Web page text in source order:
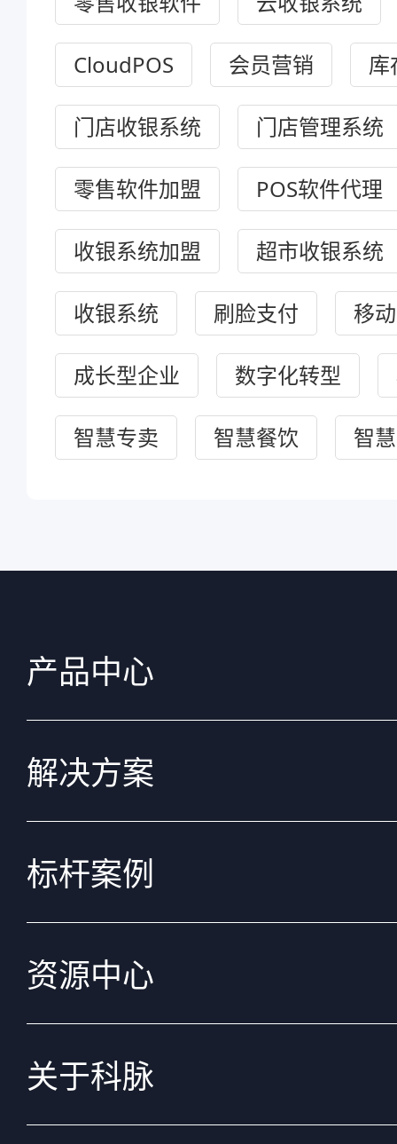
CloudPOS 会员营销 库
门店收银系统 门店管理系统
零售软件加盟 POS软件代理
收银系统加盟 超市收银系统
收银系统 刷脸支付 移
成长型企业 数字化转型
智慧专卖 智慧餐饮 智
产品中心
解决方案
标杆案例
资源中心
关于科脉